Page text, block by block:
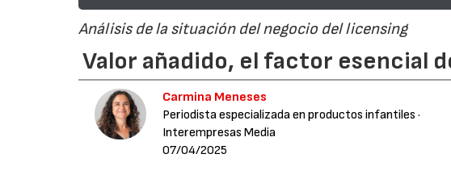
Análisis de la situación del negocio del licensing
Valor añadido, el factor esencial
Carmina Meneses
Periodista especializada en productos infantiles ·
Interempresas Media
07/04/2025